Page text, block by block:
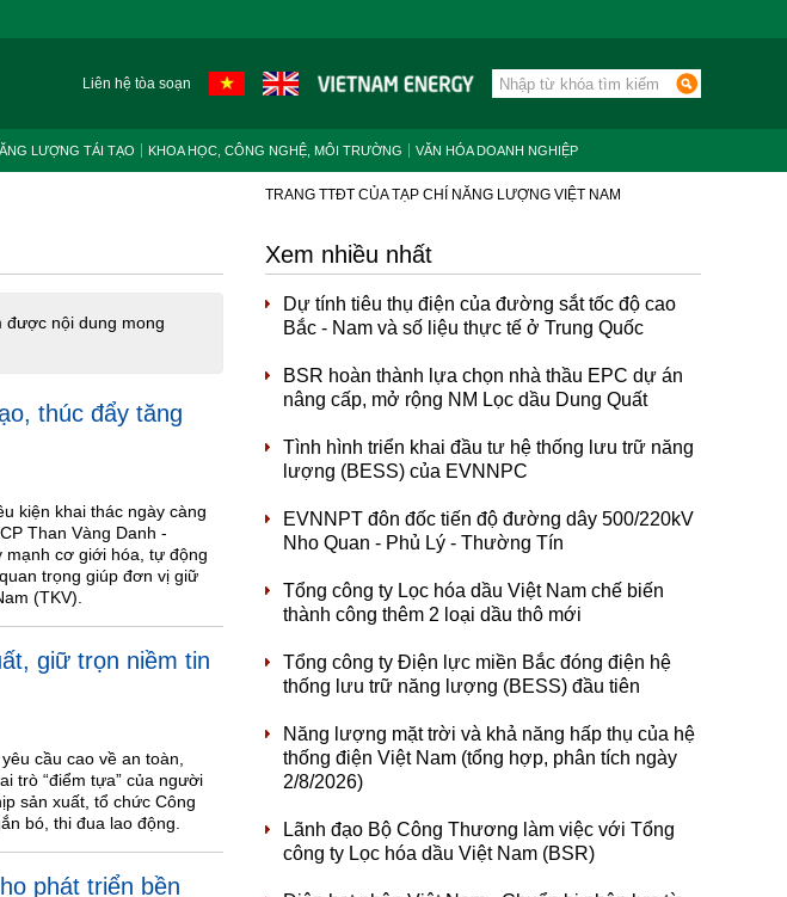
Liên hệ tòa soạn
LƯỢNG TÁI TẠO KHOA HỌC, CÔNG NGHỆ, MÔI TRƯỜNG VĂN HÓA DOANH NGHIỆP
TRANG TTĐT CỦA TẠP CHÍ NĂNG LƯỢNG VIỆT NAM
được nội dung mong
thúc đẩy tăng
kiện khai thác ngày càng
Than Vàng Danh -
mạnh cơ giới hóa, tự động
trọng giúp đơn vị giữ
(TKV).
giữ trọn niềm tin
cầu cao về an toàn,
trò “điểm tựa” của người
sản xuất, tổ chức Công
bó, thi đua lao động.
phát triển bền
Xem nhiều nhất
Dự tính tiêu thụ điện của đường sắt tốc độ cao
Bắc - Nam và số liệu thực tế ở Trung Quốc
BSR hoàn thành lựa chọn nhà thầu EPC dự án
nâng cấp, mở rộng NM Lọc dầu Dung Quất
Tình hình triển khai đầu tư hệ thống lưu trữ năng
lượng (BESS) của EVNNPC
EVNNPT đôn đốc tiến độ đường dây 500/220kV
Nho Quan - Phủ Lý - Thường Tín
Tổng công ty Lọc hóa dầu Việt Nam chế biến
thành công thêm 2 loại dầu thô mới
Tổng công ty Điện lực miền Bắc đóng điện hệ
thống lưu trữ năng lượng (BESS) đầu tiên
Năng lượng mặt trời và khả năng hấp thụ của hệ
thống điện Việt Nam (tổng hợp, phân tích ngày
2/8/2026)
Lãnh đạo Bộ Công Thương làm việc với Tổng
công ty Lọc hóa dầu Việt Nam (BSR)